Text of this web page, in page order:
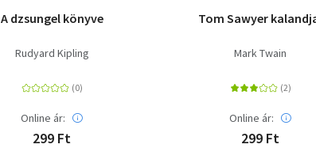
A dzsungel könyve
Rudyard Kipling
Online ár:
299 Ft
Tom Sawyer
Mark Twain
Online ár:
299 Ft